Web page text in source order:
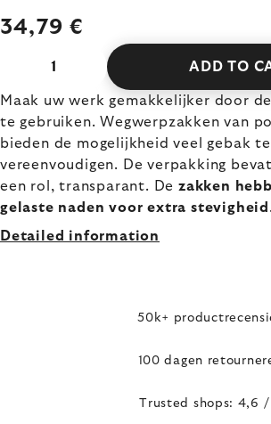
34,79 €
ADD TO
Maak uw werk gemakkelijker door
te gebruiken. Wegwerpzakken van
bieden de mogelijkheid veel gebak te
vereenvoudigen. De verpakking
een rol, transparant. Dezakken
gelaste naden voor extra stevigheid .
Detailed information
50k+
100 dagen
Trusted shops: 4,6 /